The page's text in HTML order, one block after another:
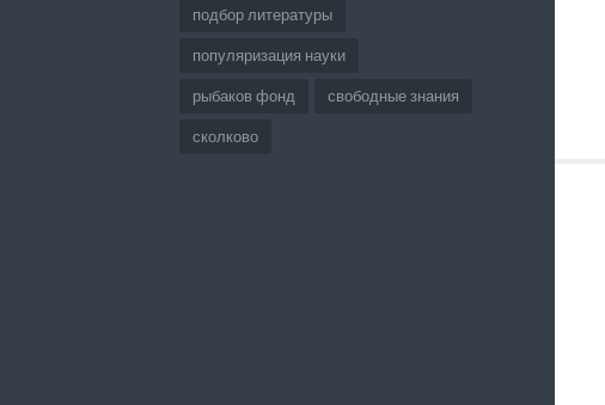
подбор литературы
популяризация науки
рыбаков фонд свободные знания
сколково